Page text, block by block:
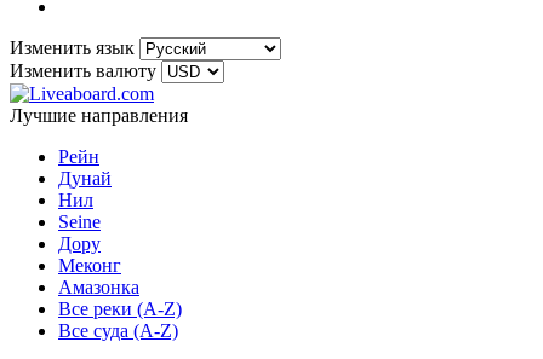
Изменить язык
Изменить валюту
Лучшие направления
Рейн
Дунай
Нил
Seine
Дору
Меконг
Амазонка
Все реки (A-Z)
Все суда (A-Z)